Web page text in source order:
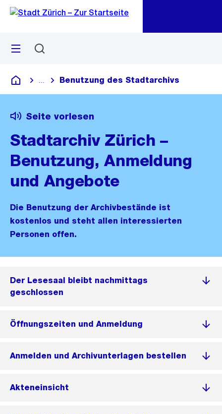
Navigation
Sprunglink
Menü
Deutsch
Blende alle Breadcrumbs ein
Benutzung des Stadtarchivs
Seite vorlesen
Stadtarchiv Zürich –
Benutzung, Anmeldung
und Angebote
Die Benutzung der Archivbestände ist
kostenlos und steht allen interessierten
Personen offen.
Der Lesesaal bleibt nachmittags
geschlossen
Öffnungszeiten und Anmeldung
Anmelden und Archivunterlagen bestellen
Akteneinsicht